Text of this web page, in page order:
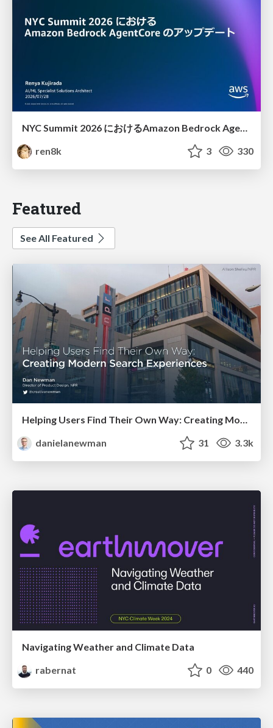
NYC Summit 2026 における Amazon Bedrock AgentCore のアップデート
ren8k
3 330
Featured
See All Featured
Helping Users Find Their Own Way: Creating Modern Search Experiences
danielanewman
31 3.3k
Navigating Weather and Climate Data
rabernat
0 440